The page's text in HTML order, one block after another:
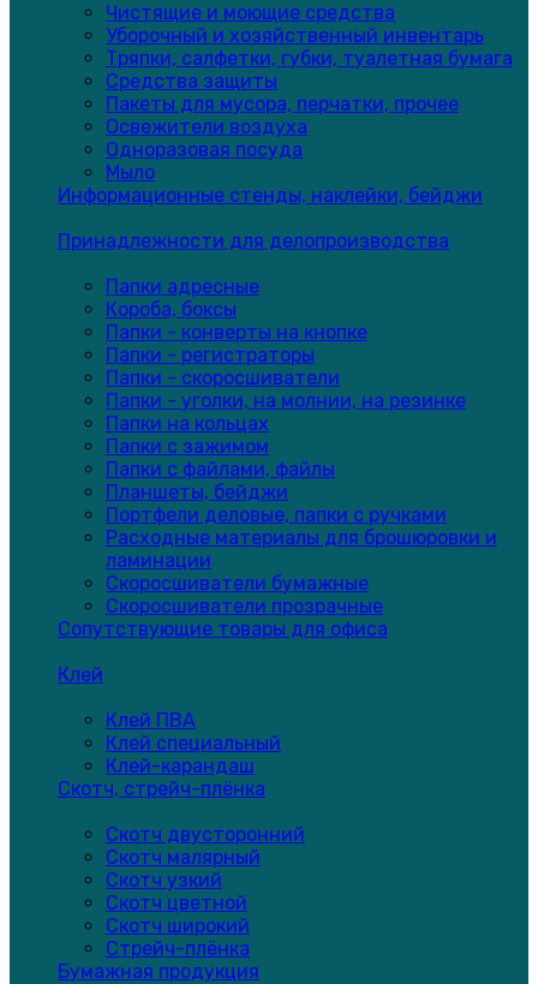
Чистящие и моющие средства
Уборочный и хозяйственный инвентарь
Тряпки, салфетки, губки, туалетная бумага
Средства защиты
Пакеты для мусора, перчатки, прочее
Освежители воздуха
Одноразовая посуда
Мыло
Информационные стенды, наклейки, бейджи
Принадлежности для делопроизводства
Папки адресные
Короба, боксы
Папки - конверты на кнопке
Папки - регистраторы
Папки - скоросшиватели
Папки - уголки, на молнии, на резинке
Папки на кольцах
Папки с зажимом
Папки с файлами, файлы
Планшеты, бейджи
Портфели деловые, папки с ручками
Расходные материалы для брошюровки и
ламинации
Скоросшиватели бумажные
Скоросшиватели прозрачные
Сопутствующие товары для офиса
Клей
Клей ПВА
Клей специальный
Клей-карандаш
Скотч, стрейч-плёнка
Скотч двусторонний
Скотч малярный
Скотч узкий
Скотч цветной
Скотч широкий
Стрейч-плёнка
Бумажная продукция